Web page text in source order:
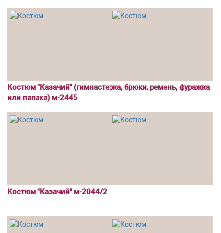
Костюм "Казачий" (гимнастерка, брюки, ремень, фуражка
или папаха) м-2445
Костюм "Казачий" м-2044/2